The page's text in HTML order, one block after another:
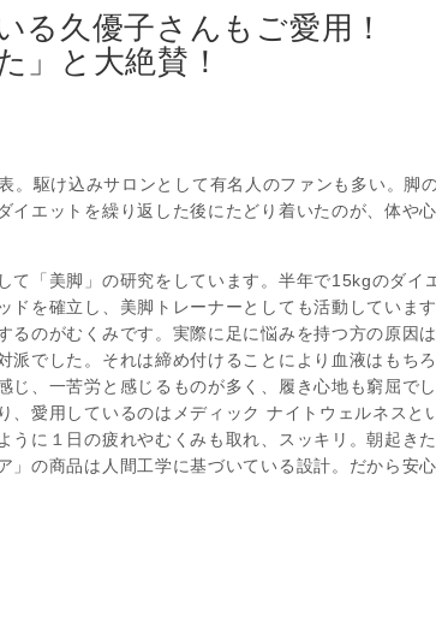
る久優子さんもご愛用！
」と大絶賛！
駆け込みサロンとして有名人のファンも多い。脚
エットを繰り返した後にたどり着いたのが、体や
「美脚」の研究をしています。半年で15kgのダイ
を確立し、美脚トレーナーとしても活動していま
のがむくみです。実際に足に悩みを持つ方の原因
でした。それは締め付けることにより血液はもち
、一苦労と感じるものが多く、履き心地も窮屈で
愛用しているのはメディック ナイトウェルネスと
に１日の疲れやむくみも取れ、スッキリ。朝起き
の商品は人間工学に基づいている設計。だから安